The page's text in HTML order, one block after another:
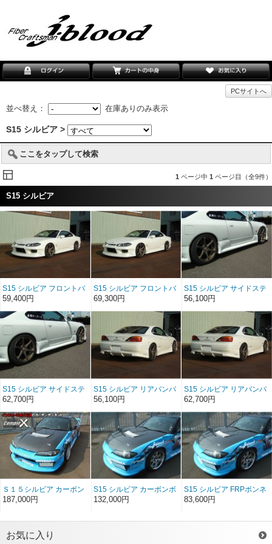
PCサイトへ
並べ替え： 在庫ありのみ表示
S15 シルビア >
ここをタップして検索
1 ページ中 1 ページ目（全9件）
S15 シルビア
S15 シルビア フロントバ
ンパースポイラー FRP
59,400円
S15 シルビア フロントバ
ンパースポイラー ソフト
69,300円
S15 シルビア サイドステ
ップ FRP
56,100円
S15 シルビア サイドステ
ップ ソフトFRP
62,700円
S15 シルビア リアバンパ
ースポイラー FRP
56,100円
S15 シルビア リアバンパ
ースポイラー ソフトFRP
62,700円
Ｓ１５シルビア カーボン
ボンネット インフュージ
187,000円
S15 シルビア カーボンボ
ンネット レインカバー
132,000円
S15 シルビア FRPボンネ
ット レインカバーSET
83,600円
お気に入り